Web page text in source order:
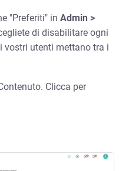
"Preferiti" in Admin >
di disabilitare ogni
vostri utenti mettano tra i
Clicca per